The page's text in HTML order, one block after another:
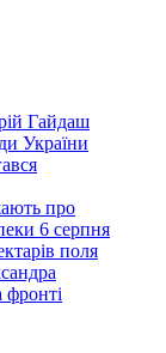
Гайдаш
України
про
6 серпня
поля
фронті